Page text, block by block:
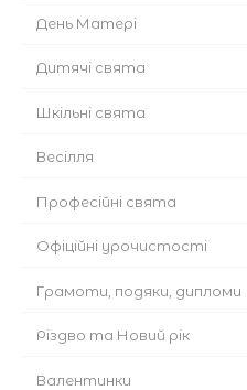
День Матері
Дитячі свята
Шкільні свята
Весілля
Професійні свята
Офіційні урочистості
Грамоти, подяки, дипломи
Різдво та Новий рік
Валентинки